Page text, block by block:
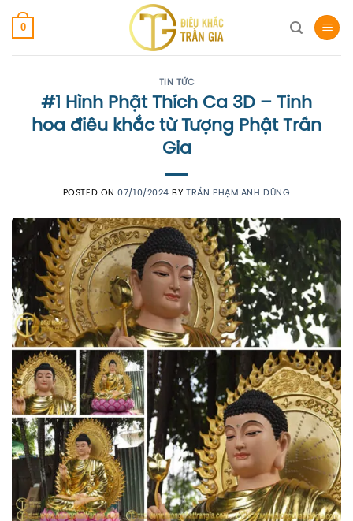
Skip
0
TIN TỨC
#1 Hình Phật Thích Ca 3D – Tinh
hoa điêu khắc từ Tượng Phật Trần
Gia
POSTED ON07/10/2024 BYTRẦN PHẠM ANH DŨNG